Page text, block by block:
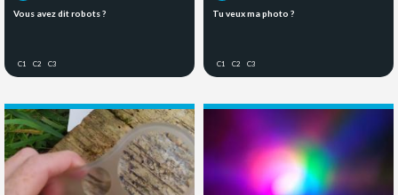
Vous avez dit robots ?
C1 C2 C3
Tu veux ma photo ?
C1 C2 C3